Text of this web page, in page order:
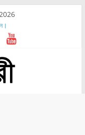
গেলে করণীয় কি?